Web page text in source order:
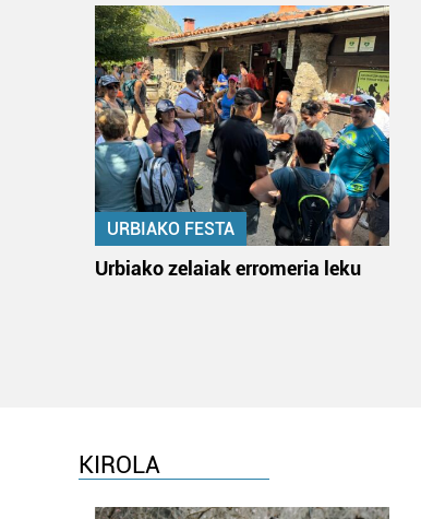
URBIAKO FESTA
Urbiako zelaiak erromeria leku
KIROLA